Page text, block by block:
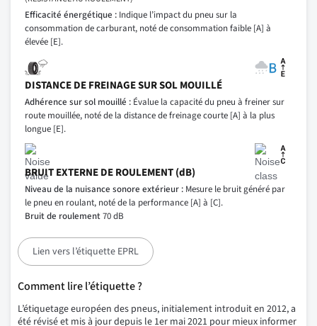
Efficacité énergétique : Indique l’impact du pneu sur la
consommation de carburant, noté de consommation faible [A] à
élevée [E].
DISTANCE DE FREINAGE SUR SOL MOUILLÉ
Adhérence sur sol mouillé : Évalue la capacité du pneu à freiner sur
route mouillée, noté de la distance de freinage courte [A] à la plus
longue [E].
BRUIT EXTERNE DE ROULEMENT (dB)
Niveau de la nuisance sonore extérieur : Mesure le bruit généré par
le pneu en roulant, noté de la performance [A] à [C].
Bruit de roulement70 dB
Lien vers l’étiquette EPRL
Comment lire l’étiquette ?
L’étiquetage européen des pneus, initialement introduit en 2012, a
été révisé et mis à jour depuis le 1er mai 2021 pour mieux informer